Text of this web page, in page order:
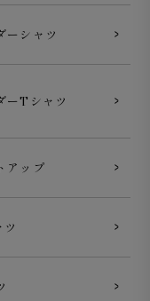
ーシャツ
ーTシャツ
アップ